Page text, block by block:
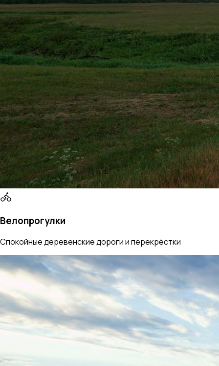
Велопрогулки
Спокойные деревенские дороги и перекрёстки